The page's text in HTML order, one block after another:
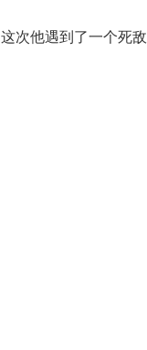
这次他遇到了一个死